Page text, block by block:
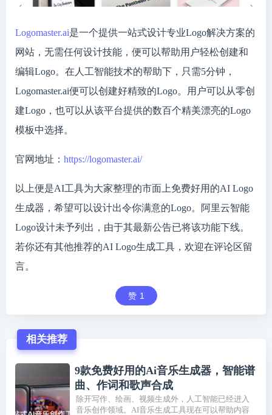
Logomaster.ai是一个提供一站式设计专业Logo解决方案的
网站，无需任何设计技能，便可以帮助用户轻松创建和
编辑Logo。在人工智能技术的帮助下，只需5分钟，
Logomaster.ai便可以创建好精致的Logo。用户可以从零创
建Logo，也可以从该平台提供的数百个精美漂亮的Logo
模板中选择。
官网地址： https://logomaster.ai/
以上便是AI工具为大家整理的市面上免费好用的AI Logo
生成器，希望可以设计出令你满意的Logo。阿里云智能
Logo设计未予列出，由于其最新公告已将该功能下线。
若你还有其他推荐的AI Logo生成工具，欢迎在评论区留
言。
赞 1
相关推荐
9款免费好用的Ai音乐生成器，智能谱
曲、作词和歌声合成
除开写作、绘画、视频生成外，人工智能已经进入
音乐创作领域。AI音乐生成工具现在可以帮助内容